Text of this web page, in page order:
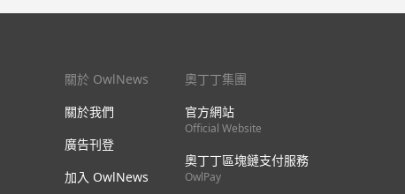
關於 OwlNews
關於我們
廣告刊登
加入 OwlNews
奧丁丁集團
官方網站
Official Website
奧丁丁區塊鏈支付服務
OwlPay